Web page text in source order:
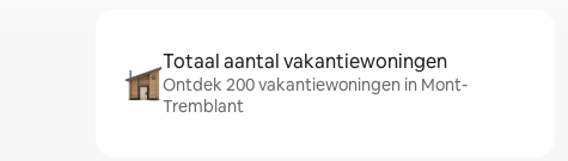
Totaal aantal vakantiewoningen
Ontdek 200 vakantiewoningen in Mont-
Tremblant